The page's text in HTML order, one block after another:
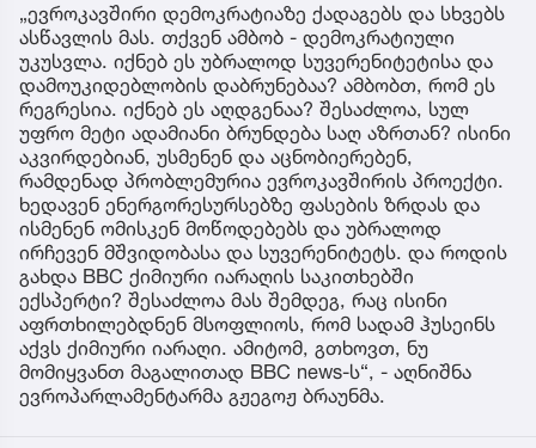
„ევროკავშირი დემოკრატიაზე ქადაგებს და სხვებს
ასწავლის მას. თქვენ ამბობ - დემოკრატიული
უკუსვლა. იქნებ ეს უბრალოდ სუვერენიტეტისა და
დამოუკიდებლობის დაბრუნებაა? ამბობთ, რომ ეს
რეგრესია. იქნებ ეს აღდგენაა? შესაძლოა, სულ
უფრო მეტი ადამიანი ბრუნდება საღ აზრთან? ისინი
აკვირდებიან, უსმენენ და აცნობიერებენ,
რამდენად პრობლემურია ევროკავშირის პროექტი.
ხედავენ ენერგორესურსებზე ფასების ზრდას და
ისმენენ ომისკენ მოწოდებებს და უბრალოდ
ირჩევენ მშვიდობასა და სუვერენიტეტს. და როდის
გახდა BBC ქიმიური იარაღის საკითხებში
ექსპერტი? შესაძლოა მას შემდეგ, რაც ისინი
აფრთხილებდნენ მსოფლიოს, რომ სადამ ჰუსეინს
აქვს ქიმიური იარაღი. ამიტომ, გთხოვთ, ნუ
მომიყვანთ მაგალითად BBC news-ს“, - აღნიშნა
ევროპარლამენტარმა გჟეგოჟ ბრაუნმა.